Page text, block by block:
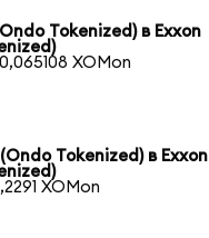
Tokenized) в Exxon
XOMon
Tokenized) в Exxon
XOMon